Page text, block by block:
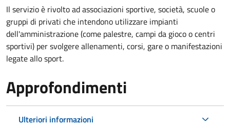
Il servizio è rivolto ad associazioni sportive, società, scuole o
gruppi di privati che intendono utilizzare impianti
dell'amministrazione (come palestre, campi da gioco o centri
sportivi) per svolgere allenamenti, corsi, gare o manifestazioni
legate allo sport.
Approfondimenti
Ulteriori informazioni